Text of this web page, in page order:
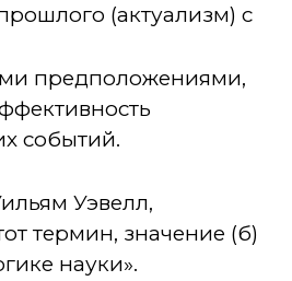
(актуализм) с
предположениями,
событий.
Уэвелл,
термин, значение (б)
науки».